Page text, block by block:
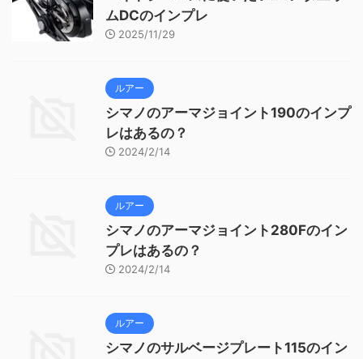
ムDCのインプレ
2025/11/29
ルアー
シマノのアーマジョイント190のインプ
レはあるの？
2024/2/14
ルアー
シマノのアーマジョイント280Fのイン
プレはあるの？
2024/2/14
ルアー
シマノのサルベージプレート115のイン